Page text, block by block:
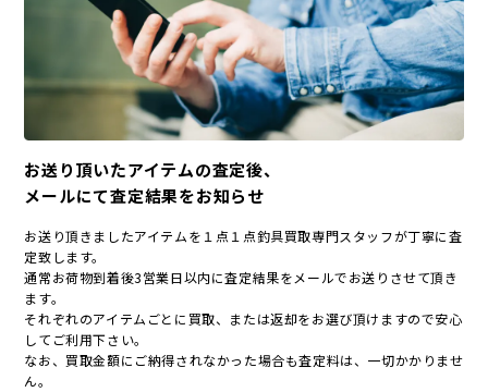
お送り頂いたアイテムの査定後、
メールにて査定結果をお知らせ
お送り頂きましたアイテムを１点１点釣具買取専門スタッフが丁寧に査
定致します。
通常お荷物到着後3営業日以内に査定結果をメールでお送りさせて頂き
ます。
それぞれのアイテムごとに買取、または返却をお選び頂けますので安心
してご利用下さい。
なお、買取金額にご納得されなかった場合も査定料は、一切かかりませ
ん。